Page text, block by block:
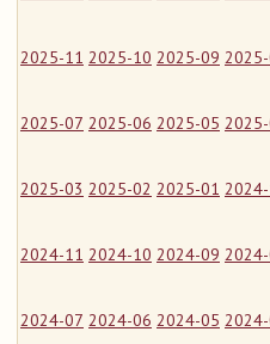
2025-11 2025-10 2025-09
2025-07 2025-06 2025-05
2025-03 2025-02 2025-01
2024-11 2024-10 2024-09
2024-07 2024-06 2024-05